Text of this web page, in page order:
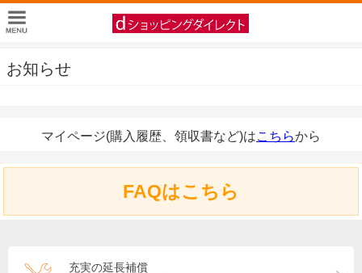
お知らせ
マイページ(購入履歴、領収書など)はこちらから
FAQはこちら
充実の延長補償